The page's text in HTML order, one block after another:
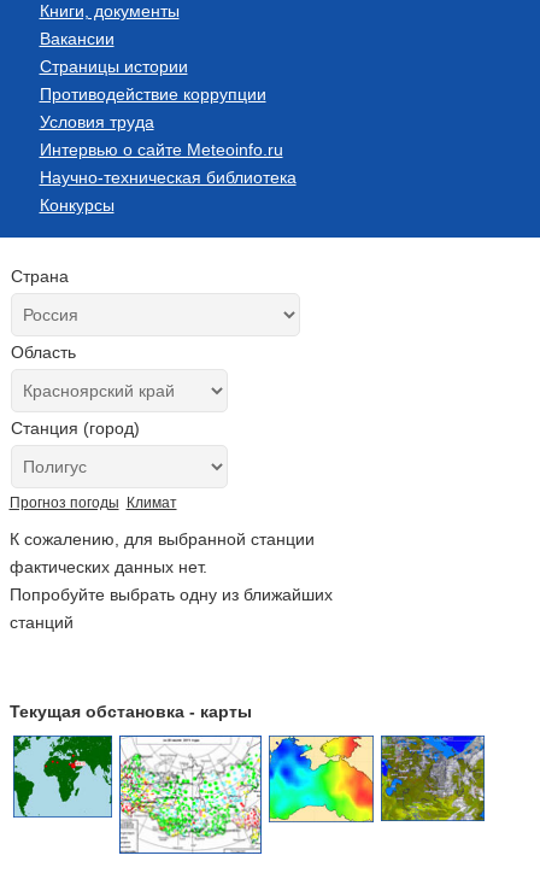
Книги, документы
Вакансии
Страницы истории
Противодействие коррупции
Условия труда
Интервью о сайте Meteoinfo.ru
Научно-техническая библиотека
Конкурсы
Страна
Область
Станция (город)
Прогноз погоды Климат
К сожалению, для выбранной станции
фактических данных нет.
Попробуйте выбрать одну из ближайших
станций
Текущая обстановка - карты